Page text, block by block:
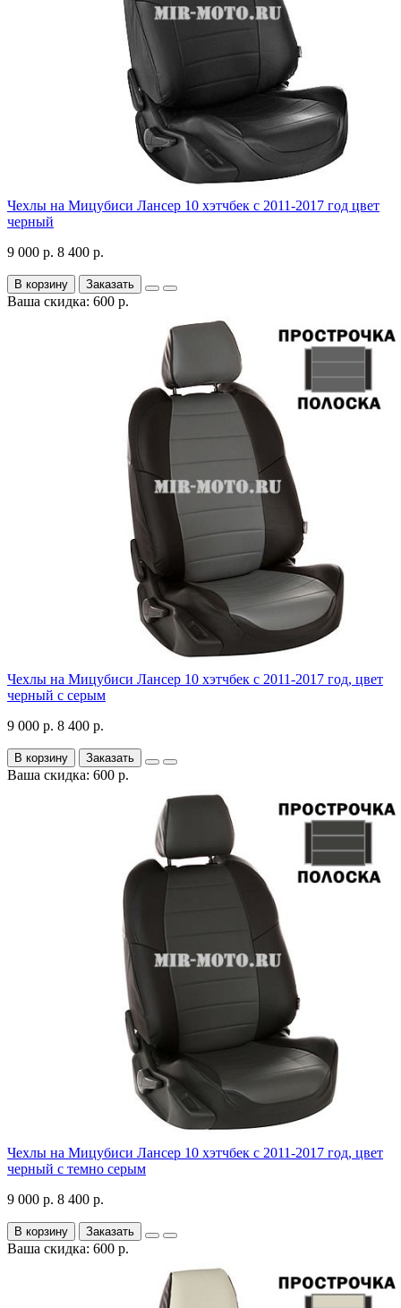
Чехлы на Мицубиси Лансер 10 хэтчбек с 2011-2017 год цвет
черный
9 000 р. 8 400 р.
В корзину Заказать
Ваша скидка: 600 р.
Чехлы на Мицубиси Лансер 10 хэтчбек с 2011-2017 год, цвет
черный с серым
9 000 р. 8 400 р.
В корзину Заказать
Ваша скидка: 600 р.
Чехлы на Мицубиси Лансер 10 хэтчбек с 2011-2017 год, цвет
черный с темно серым
9 000 р. 8 400 р.
В корзину Заказать
Ваша скидка: 600 р.